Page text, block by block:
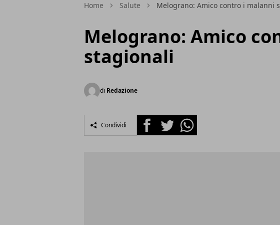
Home Salute Melograno: Amico contro i malanni
Melograno: Amico
stagionali
di Redazione
Condividi FacebookTwitterWhatsapp